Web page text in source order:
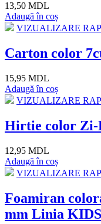
13,50 MDL
Adaugă în coș
VIZUALIZARE
Carton color
15,95 MDL
Adaugă în coș
VIZUALIZARE
Hirtie color Zi-
12,95 MDL
Adaugă în coș
VIZUALIZARE
Foamiran
mm Linia KIDS